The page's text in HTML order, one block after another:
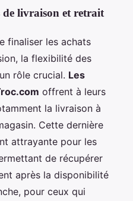
livraison et retrait
finaliser les achats
la flexibilité des
rôle crucial. Les
offrent à leurs
la livraison à
Cette dernière
attrayante pour les
de récupérer
après la disponibilité
pour ceux qui